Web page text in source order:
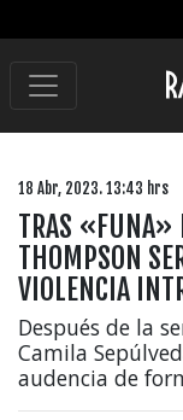
18 Abr, 2023. 13:43 hrs
TRAS «FUNA»
THOMPSON
VIOLENCIA
Después de la
Camila
audencia de